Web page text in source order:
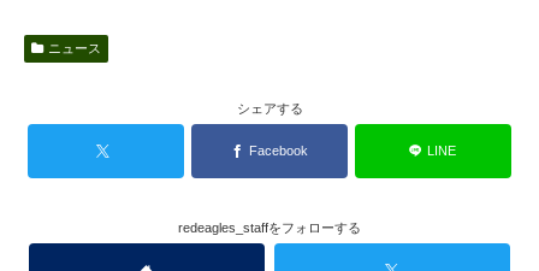
ニュース
シェアする
Facebook LINE
redeagles_staffをフォローする